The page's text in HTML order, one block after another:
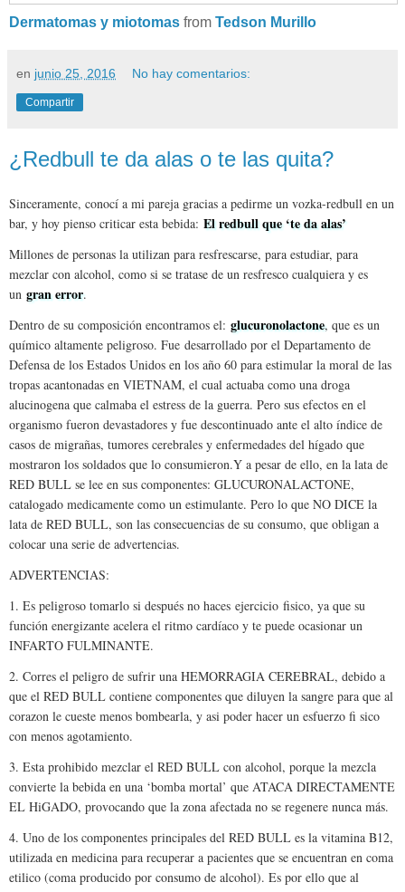
Dermatomas y miotomas from Tedson Murillo
en junio 25, 2016 No hay comentarios:
Compartir
¿Redbull te da alas o te las quita?
Sinceramente, conocí a mi pareja gracias a pedirme un vozka-redbull en un
bar, y hoy pienso criticar esta bebida: El redbull que ‘te da alas’
Millones de personas la utilizan para resfrescarse, para estudiar, para
mezclar con alcohol, como si se tratase de un resfresco cualquiera y es
un gran error.
Dentro de su composición encontramos el: glucuronolactone, que es un
químico altamente peligroso. Fue desarrollado por el Departamento de
Defensa de los Estados Unidos en los año 60 para estimular la moral de las
tropas acantonadas en VIETNAM, el cual actuaba como una droga
alucinogena que calmaba el estress de la guerra. Pero sus efectos en el
organismo fueron devastadores y fue descontinuado ante el alto índice de
casos de migrañas, tumores cerebrales y enfermedades del hígado que
mostraron los soldados que lo consumieron.Y a pesar de ello, en la lata de
RED BULL se lee en sus componentes: GLUCURONALACTONE,
catalogado medicamente como un estimulante. Pero lo que NO DICE la
lata de RED BULL, son las consecuencias de su consumo, que obligan a
colocar una serie de advertencias.
ADVERTENCIAS:
1. Es peligroso tomarlo si después no haces ejercicio fisico, ya que su
función energizante acelera el ritmo cardíaco y te puede ocasionar un
INFARTO FULMINANTE.
2. Corres el peligro de sufrir una HEMORRAGIA CEREBRAL, debido a
que el RED BULL contiene componentes que diluyen la sangre para que al
corazon le cueste menos bombearla, y asi poder hacer un esfuerzo fi sico
con menos agotamiento.
3. Esta prohibido mezclar el RED BULL con alcohol, porque la mezcla
convierte la bebida en una ‘bomba mortal’ que ATACA DIRECTAMENTE
EL HiGADO, provocando que la zona afectada no se regenere nunca más.
4. Uno de los componentes principales del RED BULL es la vitamina B12,
utilizada en medicina para recuperar a pacientes que se encuentran en coma
etilico (coma producido por consumo de alcohol). Es por ello que al